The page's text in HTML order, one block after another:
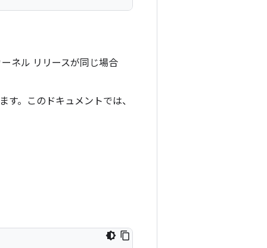
ネル リリースが同じ場合
。このドキュメントでは、